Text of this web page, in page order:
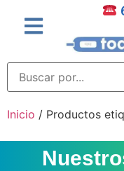
Inicio / Productos